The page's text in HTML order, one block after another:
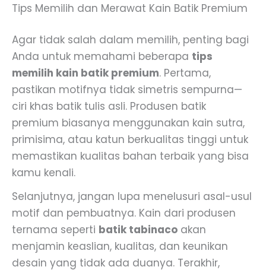
Tips Memilih dan Merawat Kain Batik Premium
Agar tidak salah dalam memilih, penting bagi
Anda untuk memahami beberapa tips
memilih kain batik premium. Pertama,
pastikan motifnya tidak simetris sempurna—
ciri khas batik tulis asli. Produsen batik
premium biasanya menggunakan kain sutra,
primisima, atau katun berkualitas tinggi untuk
memastikan kualitas bahan terbaik yang bisa
kamu kenali.
Selanjutnya, jangan lupa menelusuri asal-usul
motif dan pembuatnya. Kain dari produsen
ternama seperti batik tabinaco akan
menjamin keaslian, kualitas, dan keunikan
desain yang tidak ada duanya. Terakhir,